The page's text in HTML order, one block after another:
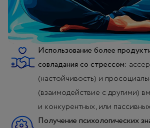
Использование более
совладания со стрессом:
(настойчивость) и
(взаимодействие с другими)
и конкурентных, или
Получение психологических